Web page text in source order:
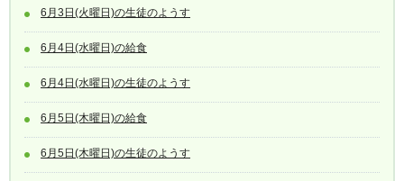
6月3日(火曜日)の生徒のようす
6月4日(水曜日)の給食
6月4日(水曜日)の生徒のようす
6月5日(木曜日)の給食
6月5日(木曜日)の生徒のようす